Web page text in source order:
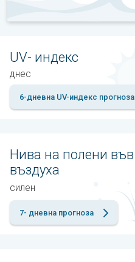
UV- индекс
днес
6-дневна UV-индекс прогноза
Нива на полени във
въздуха
силен
7- дневна прогноза